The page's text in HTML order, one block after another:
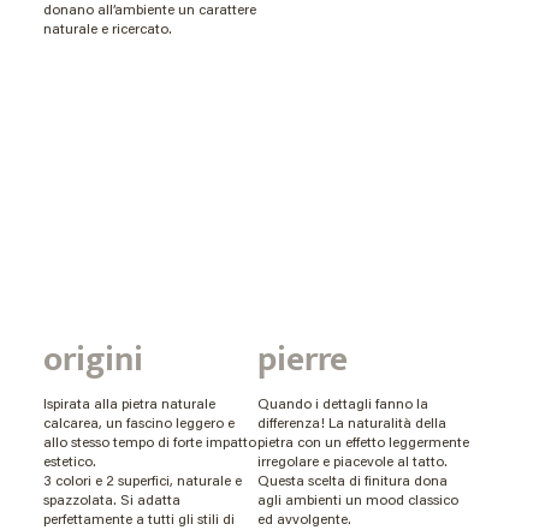
donano all’ambiente un carattere
naturale e ricercato.
Ispirata alla pietra naturale
calcarea, un fascino leggero e
allo stesso tempo di forte impatto
estetico.
3 colori e 2 superfici, naturale e
spazzolata. Si adatta
perfettamente a tutti gli stili di
origini
Quando i dettagli fanno la
differenza! La naturalità della
pietra con un effetto leggermente
irregolare e piacevole al tatto.
Questa scelta di finitura dona
agli ambienti un mood classico
ed avvolgente.
pierre